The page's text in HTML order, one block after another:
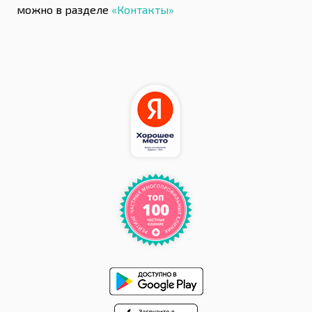
можно в разделе «Контакты»